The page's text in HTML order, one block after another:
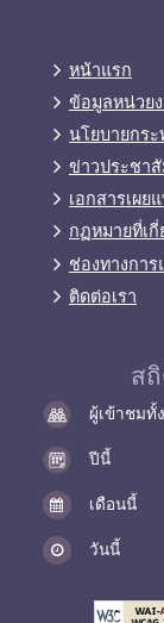
หน้าแรก
ข้อมูลหน่วย
นโยบายกร
ข่าวประชา
เอกสารเผย
กฏหมายที่เกี่
ช่องทางกา
ติดต่อเรา
ส
ผู้เข้าชมทั้
ปีนี้
เดือนนี้
วันนี้